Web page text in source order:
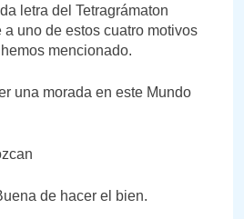
letra del Tetragrámaton
uno de estos cuatro motivos
mencionado.
una morada en este Mundo
de hacer el bien.